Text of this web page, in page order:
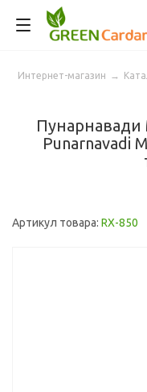
Интернет-магазин →
Пунарнавади
Punarnavadi
Артикул товара: RX-850